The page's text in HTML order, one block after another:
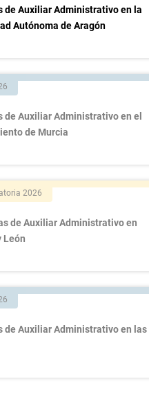
de Auxiliar Administrativo en la
Autónoma de Aragón
de Auxiliar Administrativo en el
de Murcia
2026
de Auxiliar Administrativo en
León
de Auxiliar Administrativo en las